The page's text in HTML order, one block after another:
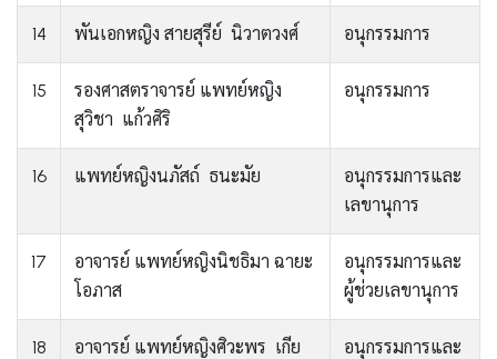
14 พันเอกหญิง สายสุรีย์ นิวาตวงศ์ อนุกรรมการ
15
รองศาสตราจารย์ แพทย์หญิง
สุวิชา แก้วศิริ
อนุกรรมการ
16 แพทย์หญิงนภัสถ์ ธนะมัย
อนุกรรมการและ
เลขานุการ
17
อาจารย์ แพทย์หญิงนิชธิมา ฉายะ
โอภาส
อนุกรรมการและ
ผู้ช่วยเลขานุการ
18
อาจารย์ แพทย์หญิงศิวะพร เกีย
อนุกรรมการและ